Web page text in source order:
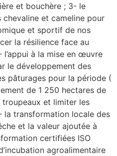
et bouchère ; 3- le
et cameline pour
et sportif de nos
la résilience face au
à la mise en œuvre
le développement des
pâturages pour la période (
de 1 250 hectares de
et limiter les
transformation locale des
et la valeur ajoutée à
certifiées ISO
agroalimentaire